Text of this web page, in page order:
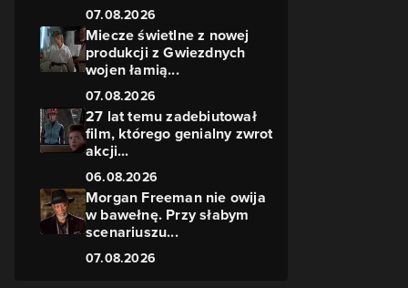
07.08.2026
Miecze świetlne z nowej
produkcji z Gwiezdnych
wojen łamią...
07.08.2026
27 lat temu zadebiutował
film, którego genialny zwrot
akcji...
06.08.2026
Morgan Freeman nie owija
w bawełnę. Przy słabym
scenariuszu...
07.08.2026